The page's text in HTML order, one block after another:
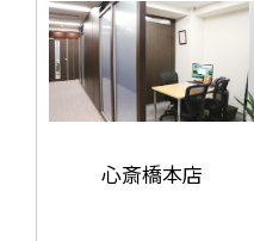
心斎橋本店